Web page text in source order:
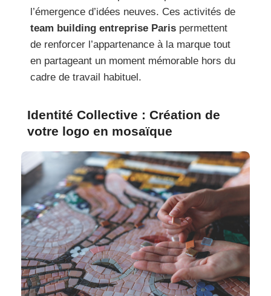
l’émergence d’idées neuves. Ces activités de
team building entreprise Paris permettent
de renforcer l’appartenance à la marque tout
en partageant un moment mémorable hors du
cadre de travail habituel.
Identité Collective : Création de
votre logo en mosaïque